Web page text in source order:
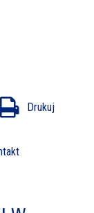
Drukuj